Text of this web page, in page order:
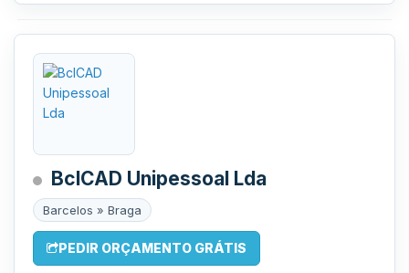
BclCAD Unipessoal Lda
Barcelos » Braga
PEDIR ORÇAMENTO GRÁTIS